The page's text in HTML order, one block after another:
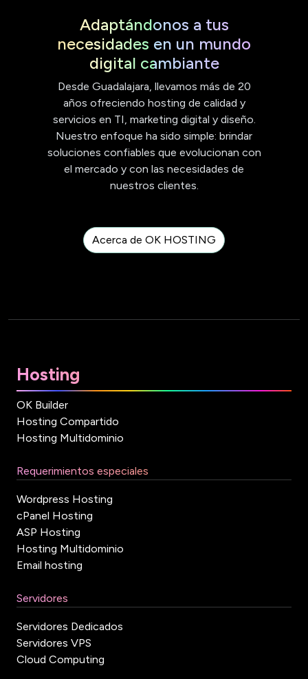
Adaptándonos a tus
necesidades en un mundo
digital cambiante
Desde Guadalajara, llevamos más de 20
años ofreciendo hosting de calidad y
servicios en TI, marketing digital y diseño.
Nuestro enfoque ha sido simple: brindar
soluciones confiables que evolucionan con
el mercado y con las necesidades de
nuestros clientes.
Acerca de OK HOSTING
Hosting
OK Builder
Hosting Compartido
Hosting Multidominio
Requerimientos especiales
Wordpress Hosting
cPanel Hosting
ASP Hosting
Hosting Multidominio
Email hosting
Servidores
Servidores Dedicados
Servidores VPS
Cloud Computing